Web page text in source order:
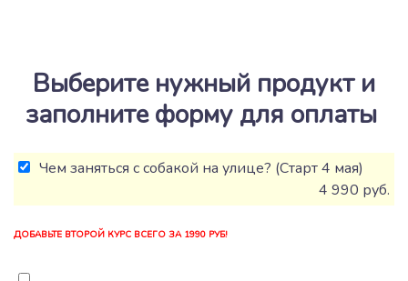
Выберите нужный продукт и
заполните форму для оплаты
Чем заняться с собакой на улице? (Старт 4 мая)
4 990 руб.
ДОБАВЬТЕ ВТОРОЙ КУРС ВСЕГО ЗА 1990 РУБ!